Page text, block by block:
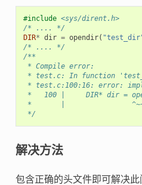
#include <sys/dirent.h>
/* .... */
DIR* dir = opendir(
/* .... */
/**
* Compile error:
* test.c: In function
* test.c:100:16: error:
*   100 |     DIR* dir =
*       |
*/
解决方法
包含正确的头文件即可解决